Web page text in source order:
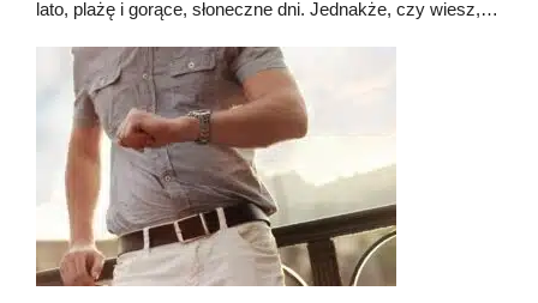
lato, plażę i gorące, słoneczne dni. Jednakże, czy wiesz,…